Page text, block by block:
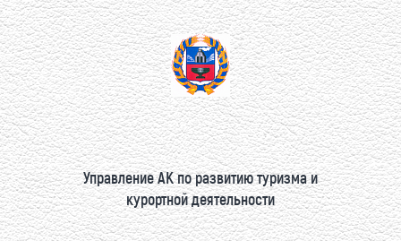
Управление АК по развитию туризма и
курортной деятельности